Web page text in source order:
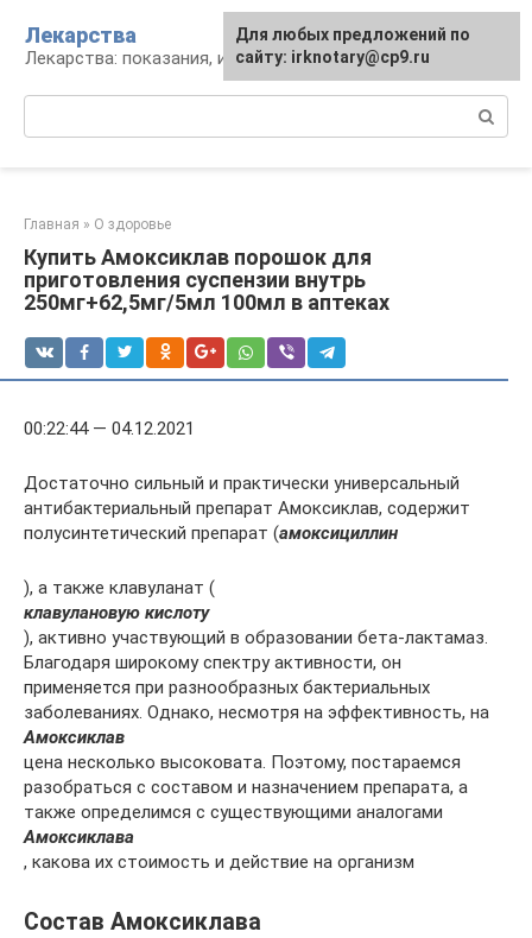
контенту
Лекарства
Лекарства: показания, инструкция, аналоги
Главная » О здоровье
Купить Амоксиклав порошок для
приготовления суспензии внутрь
250мг+62,5мг/5мл 100мл в аптеках
00:22:44 — 04.12.2021
Достаточно сильный и практически универсальный
антибактериальный препарат Амоксиклав, содержит
полусинтетический препарат (амоксициллин
), а также клавуланат (
клавулановую кислоту
), активно участвующий в образовании бета-лактамаз.
Благодаря широкому спектру активности, он
применяется при разнообразных бактериальных
заболеваниях. Однако, несмотря на эффективность, на
Амоксиклав
цена несколько высоковата. Поэтому, постараемся
разобраться с составом и назначением препарата, а
также определимся с существующими аналогами
Амоксиклава
, какова их стоимость и действие на организм
Состав Амоксиклава
Для любых предложений по
сайту: irknotary@cp9.ru